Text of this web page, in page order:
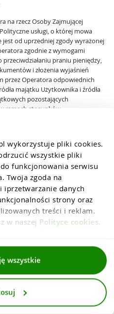
wykorzystuje pliki cookies.
wszystkie pliki
funkcjonowania serwisu
Twoja zgoda na
iprzetwarzanie danych
strony oraz
treści i reklam.
w naszej Polityce cookies.
wszystkie
na rzecz Osoby Zajmującej
usługi, o której mowa
jest od uprzedniej zgody wyrażonej
zgodnie z wymogami
praniu pieniędzy,
i złożenia wyjaśnień
przez Operatora odpowiednich
majątku Użytkownika i źródła
pozostających
ramach stosunków
część C, informacji dotyczących
Przepisami
żądania przedstawienia
zmiany danych
przedstawienia żądanych
odmówić dokonania zmiany.
§ 7 ust. 3, Operator ma prawo
wyjaśnień, informacji oraz
wymaganych powszechnie
prawa, w tym Przepisami
do wstrzymania lub odmowy